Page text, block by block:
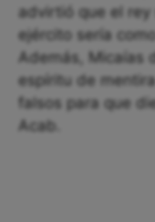
advirtió que el
ejército sería
Además, Micaías
espíritu de
falsos para que
Acab.